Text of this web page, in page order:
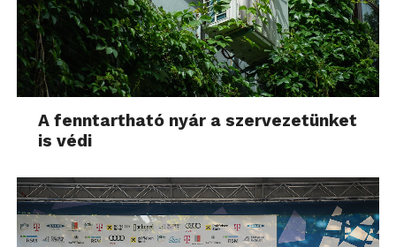
A fenntartható nyár a szervezetünket
is védi